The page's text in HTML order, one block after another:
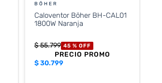
BÖHER
Caloventor Böher BH-CAL01
1800W Naranja
$55.799 45 % OFF
PRECIO PROMO
$30.799